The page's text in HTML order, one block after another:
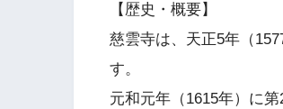
【歴史・概要】
慈雲寺は、天正5年（
す。
元和元年（1615年）に